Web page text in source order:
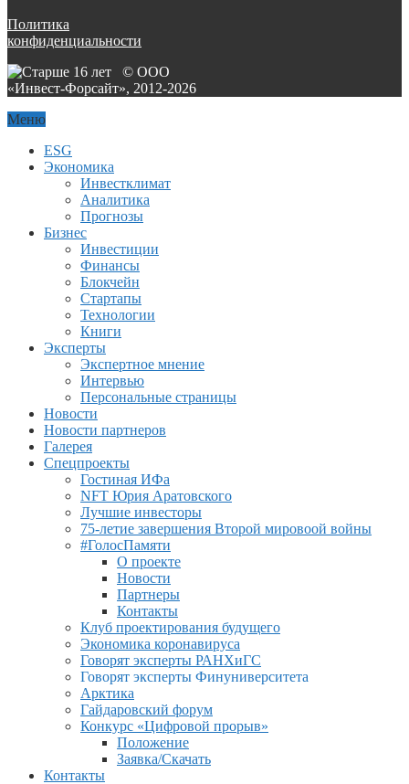
Политика
конфиденциальности
© ООО
«Инвест-Форсайт», 2012-2026
Меню
ESG
Экономика
Инвестклимат
Аналитика
Прогнозы
Бизнес
Инвестиции
Финансы
Блокчейн
Стартапы
Технологии
Книги
Эксперты
Экспертное мнение
Интервью
Персональные страницы
Новости
Новости партнеров
Галерея
Спецпроекты
Гостиная ИФа
NFT Юрия Аратовского
Лучшие инвесторы
75-летие завершения Второй мировоой войны
#ГолосПамяти
О проекте
Новости
Партнеры
Контакты
Клуб проектирования будущего
Экономика коронавируса
Говорят эксперты РАНХиГС
Говорят эксперты Финуниверситета
Арктика
Гайдаровский форум
Конкурс «Цифровой прорыв»
Положение
Заявка/Скачать
Контакты